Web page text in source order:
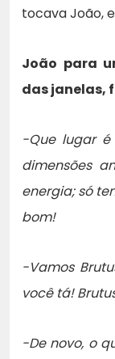
tocava João,
João para
das janelas,
-Que lugar é
dimensões
energia; só
bom!
-Vamos
você tá!
-De novo, o